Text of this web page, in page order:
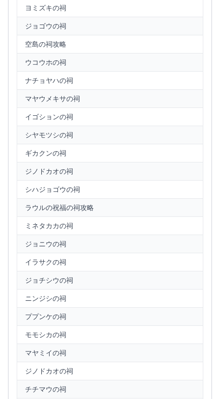
ヨミズキの祠
ジョゴウの祠
空島の祠攻略
ウコウホの祠
ナチョヤハの祠
マヤウメキサの祠
イゴションの祠
シヤモツシの祠
ギカクンの祠
ジノドカオの祠
シハジョゴウの祠
ラウルの祝福の祠攻略
ミネタカカの祠
ジョニウの祠
イラサクの祠
ジョチシウの祠
ニンジシの祠
ププンケの祠
モモシカの祠
マヤミイの祠
ジノドカオの祠
チチマウの祠